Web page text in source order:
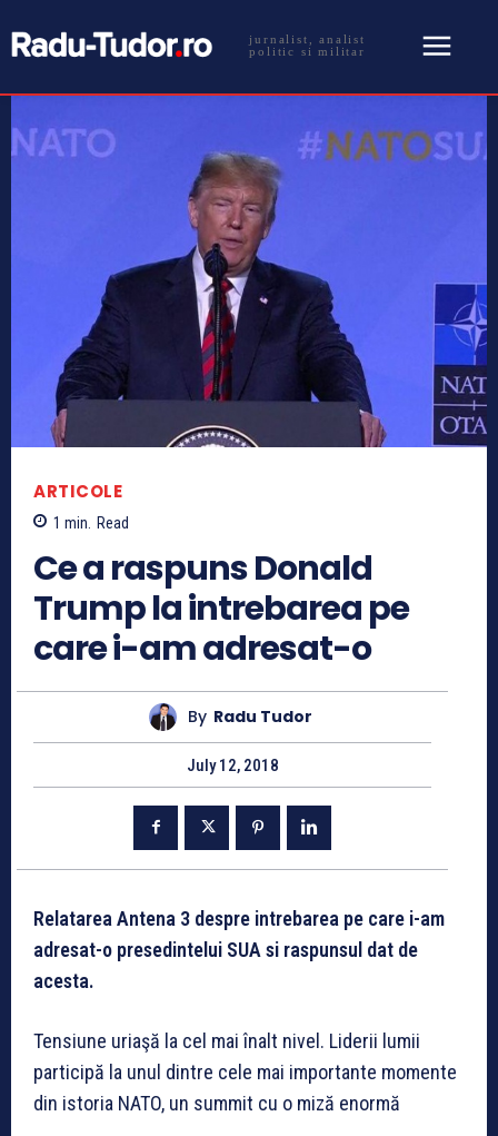
jurnalist, analist
politic si militar
ARTICOLE
1 min. Read
Ce a raspuns Donald
Trump la intrebarea pe
care i-am adresat-o
By Radu Tudor
July 12, 2018
Relatarea Antena 3 despre intrebarea pe care i-am
adresat-o presedintelui SUA si raspunsul dat de
acesta.
Tensiune uriaşă la cel mai înalt nivel. Liderii lumii
participă la unul dintre cele mai importante momente
din istoria NATO, un summit cu o miză enormă